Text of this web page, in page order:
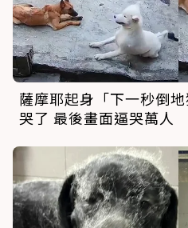
薩摩耶起身「下一秒倒
哭了 最後畫面逼哭萬人